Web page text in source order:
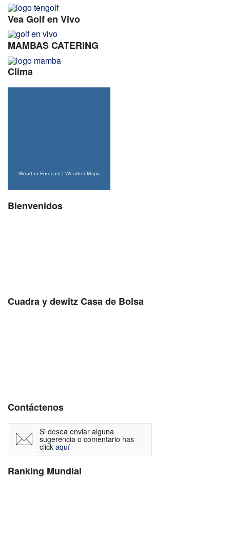
Vea Golf en Vivo
MAMBAS CATERING
Clima
Weather Forecast Weather Maps
Bienvenidos
Cuadra y dewitz Casa de Bolsa
Contáctenos
Si desea enviar alguna
sugerencia o comentario has
click aquí
Ranking Mundial